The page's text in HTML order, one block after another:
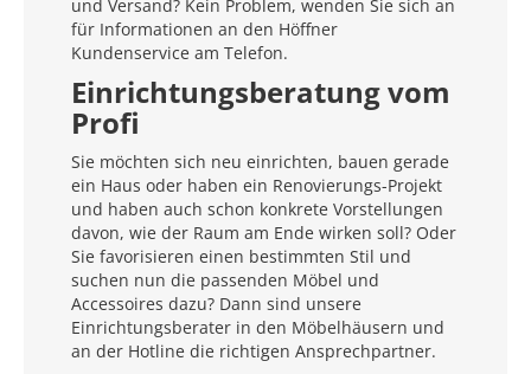
und Versand? Kein Problem, wenden Sie sich an
für Informationen an den Höffner
Kundenservice am Telefon.
Einrichtungsberatung vom
Profi
Sie möchten sich neu einrichten, bauen gerade
ein Haus oder haben ein Renovierungs-Projekt
und haben auch schon konkrete Vorstellungen
davon, wie der Raum am Ende wirken soll? Oder
Sie favorisieren einen bestimmten Stil und
suchen nun die passenden Möbel und
Accessoires dazu? Dann sind unsere
Einrichtungsberater in den Möbelhäusern und
an der Hotline die richtigen Ansprechpartner.